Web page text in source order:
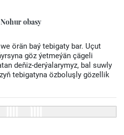
obasy
örän baý tebigaty bar. Uçut
göz ýetmeýän çägeli
deňiz-derýalarymyz, bal suwly
tebigatyna özboluşly gözellik